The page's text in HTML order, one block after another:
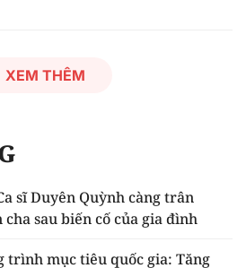
XEM THÊM
sĩ Duyên Quỳnh càng trân
sau biến cố của gia đình
trình mục tiêu quốc gia: Tăng